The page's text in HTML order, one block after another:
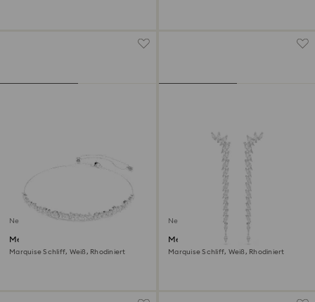
Neu
Mesmera Halsband
Marquise Schliff, Weiß, Rhodiniert
Neu
Mesmera Ohrringe
Marquise Schliff, Weiß, Rhodiniert